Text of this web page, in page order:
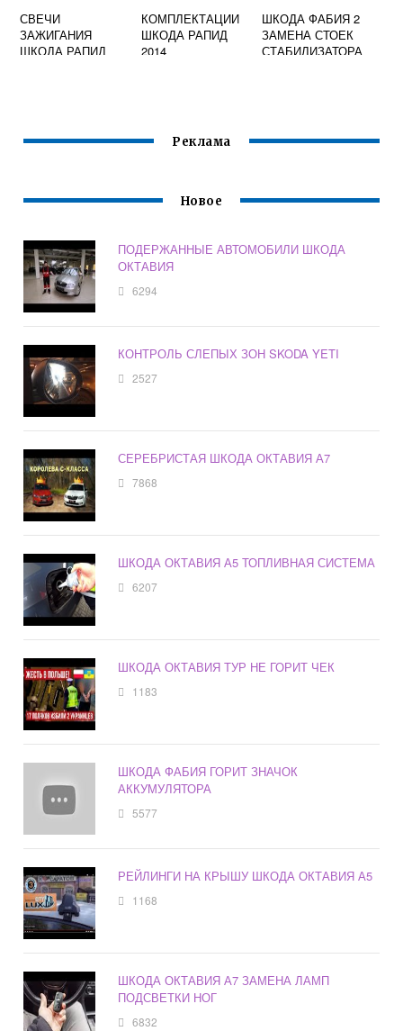
СВЕЧИ
ЗАЖИГАНИЯ
ШКОДА РАПИД
КОМПЛЕКТАЦИИ
ШКОДА РАПИД
2014
ШКОДА ФАБИЯ 2
ЗАМЕНА СТОЕК
СТАБИЛИЗАТОРА
Реклама
Новое
ПОДЕРЖАННЫЕ АВТОМОБИЛИ ШКОДА
ОКТАВИЯ
6294
КОНТРОЛЬ СЛЕПЫХ ЗОН SKODA YETI
2527
СЕРЕБРИСТАЯ ШКОДА ОКТАВИЯ А7
7868
ШКОДА ОКТАВИЯ А5 ТОПЛИВНАЯ СИСТЕМА
6207
ШКОДА ОКТАВИЯ ТУР НЕ ГОРИТ ЧЕК
1183
ШКОДА ФАБИЯ ГОРИТ ЗНАЧОК
АККУМУЛЯТОРА
5577
РЕЙЛИНГИ НА КРЫШУ ШКОДА ОКТАВИЯ А5
1168
ШКОДА ОКТАВИЯ А7 ЗАМЕНА ЛАМП
ПОДСВЕТКИ НОГ
6832